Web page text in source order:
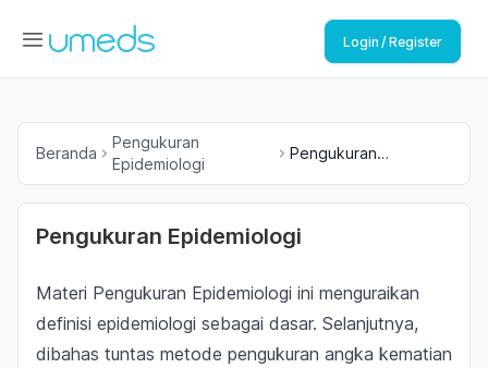
Login / Register
Beranda
Pengukuran
Epidemiologi
Pengukuran
Pengukuran Epidemiologi
Materi Pengukuran Epidemiologi ini menguraikan
definisi epidemiologi sebagai dasar. Selanjutnya,
dibahas tuntas metode pengukuran angka kematian